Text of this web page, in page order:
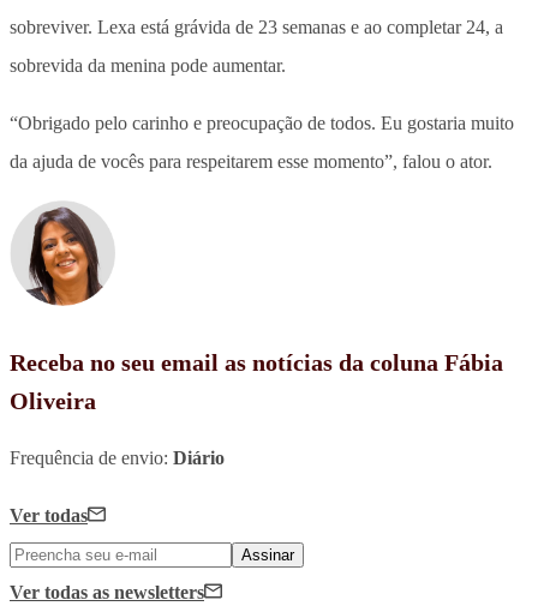
sobreviver. Lexa está grávida de 23 semanas e ao completar 24, a
sobrevida da menina pode aumentar.
“Obrigado pelo carinho e preocupação de todos. Eu gostaria muito
da ajuda de vocês para respeitarem esse momento”, falou o ator.
Receba no seu email as notícias da coluna Fábia
Oliveira
Frequência de envio: Diário
Ver todas
Assinar
Ver todas as newsletters